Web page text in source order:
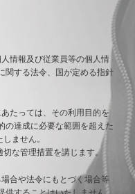
情報及び従業員等の個人情
関する法令、国が定める指針
たっては、その利用目的を
の達成に必要な範囲を超えた
ません。
な管理措置を講じます。
合や法令にもとづく場合等